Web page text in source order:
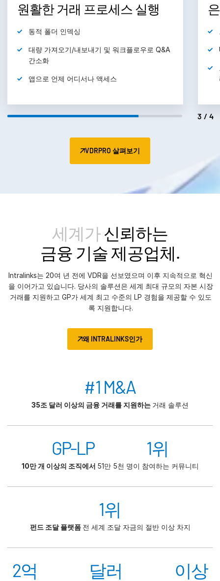
은행 수준의 최고 보안
보안 관련 ISO 27701 인증에 대한
UNshare®로 영구적인 문서 제어권유지
리
4/4
VDRPRO 살펴보기
세계가신뢰하는
금융 기술 제공업체.
Intralinks는 20여 년 전에 VDR을 선보였으며 이후 지속적으로 혁신
을 이어가고 있습니다. 당사의 솔루션은 세계 최대 규모의 자본 시장
거래를 지원하고 GP가 세계 최고 수준의 LP 경험을 제공할 수 있도
록 지원합니다.
왜 INTRALINKS인가
#1 M&A
35조 달러 이상의 금융 거래를 지원하는 거래 솔루션
GP-LP 1위
10만 개 이상의 조직에서 51만 5천 명이 참여하는 커뮤니티
1위
펀드 조달 플랫폼 전 세계 조달 자금의 절반 이상 차지
2억 달러 이상